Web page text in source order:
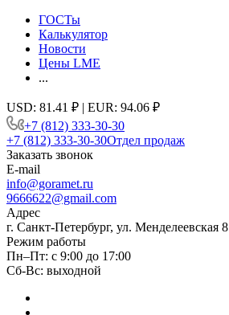
ГОСТы
Калькулятор
Новости
Цены LME
...
USD: 81.41 ₽ | EUR: 94.06 ₽
+7 (812) 333-30-30
+7 (812) 333-30-30Отдел продаж
Заказать звонок
E-mail
info@goramet.ru
9666622@gmail.com
Адрес
г. Санкт-Петербург, ул. Менделеевская 8
Режим работы
Пн–Пт: с 9:00 до 17:00
Сб-Вс: выходной